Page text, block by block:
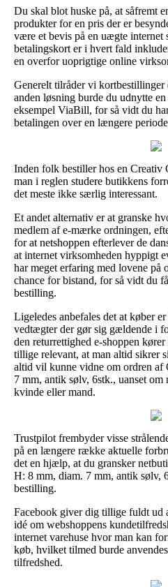
Du skal blot huske på, at såfremt
produkter for en pris der er
være et bevis på en uægte internet
betalingskort er i hvert fald
en overfor uoprigtige online
Generelt tilråder vi kortbestillinger
anden løsning burde du udnytte
eksempel ViaBill, for så vidt du
betalingen over en længere
Inden folk bestiller hos en Creativ
man i reglen studere butikkens
det meste ikke særlig interessant.
Et andet alternativ er at granske
medlem af e-mærke ordningen,
for at netshoppen efterlever de
at internet virksomheden hyppigt
har meget erfaring med lovene på
chance for bistand, for så vidt du
bestilling.
Ligeledes anbefales det at køber
vedtægter der gør sig gældende i
den returrettighed e-shoppen
tillige relevant, at man altid sikrer
altid vil kunne vidne om ordren
7 mm, antik sølv, 6stk., uanset om
kvinde eller mand.
Trustpilot frembyder visse
på en længere række aktuelle
det en hjælp, at du gransker
H: 8 mm, diam. 7 mm, antik sølv,
bestilling.
Facebook giver dig tillige fuldt ud
idé om webshoppens
internet varehuse hvor man kan
køb, hvilket tilmed burde
tilfredshed.